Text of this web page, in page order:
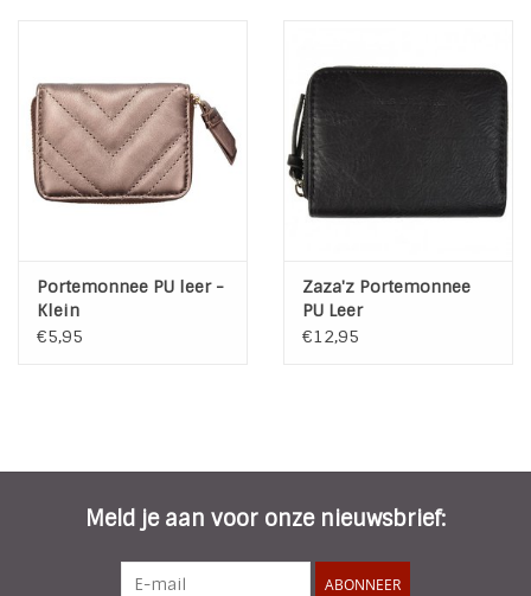
Portemonnee PU leer -
Klein
€5,95
Zaza'z Portemonnee
PU Leer
€12,95
Meld je aan voor onze nieuwsbrief:
ABONNEER